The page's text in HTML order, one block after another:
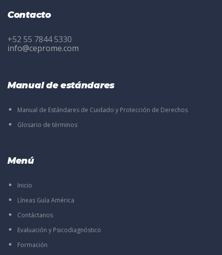
Contacto
+52 55 7844 5330
info@ceprome.com
Manual de estándares
Manual de Estándares de Cuidado y Protección de Derechos
Glosario de términos
Menú
Inicio
Líneas Guía América
Contáctanos
Evaluación y Psicodiagnóstico
Formación